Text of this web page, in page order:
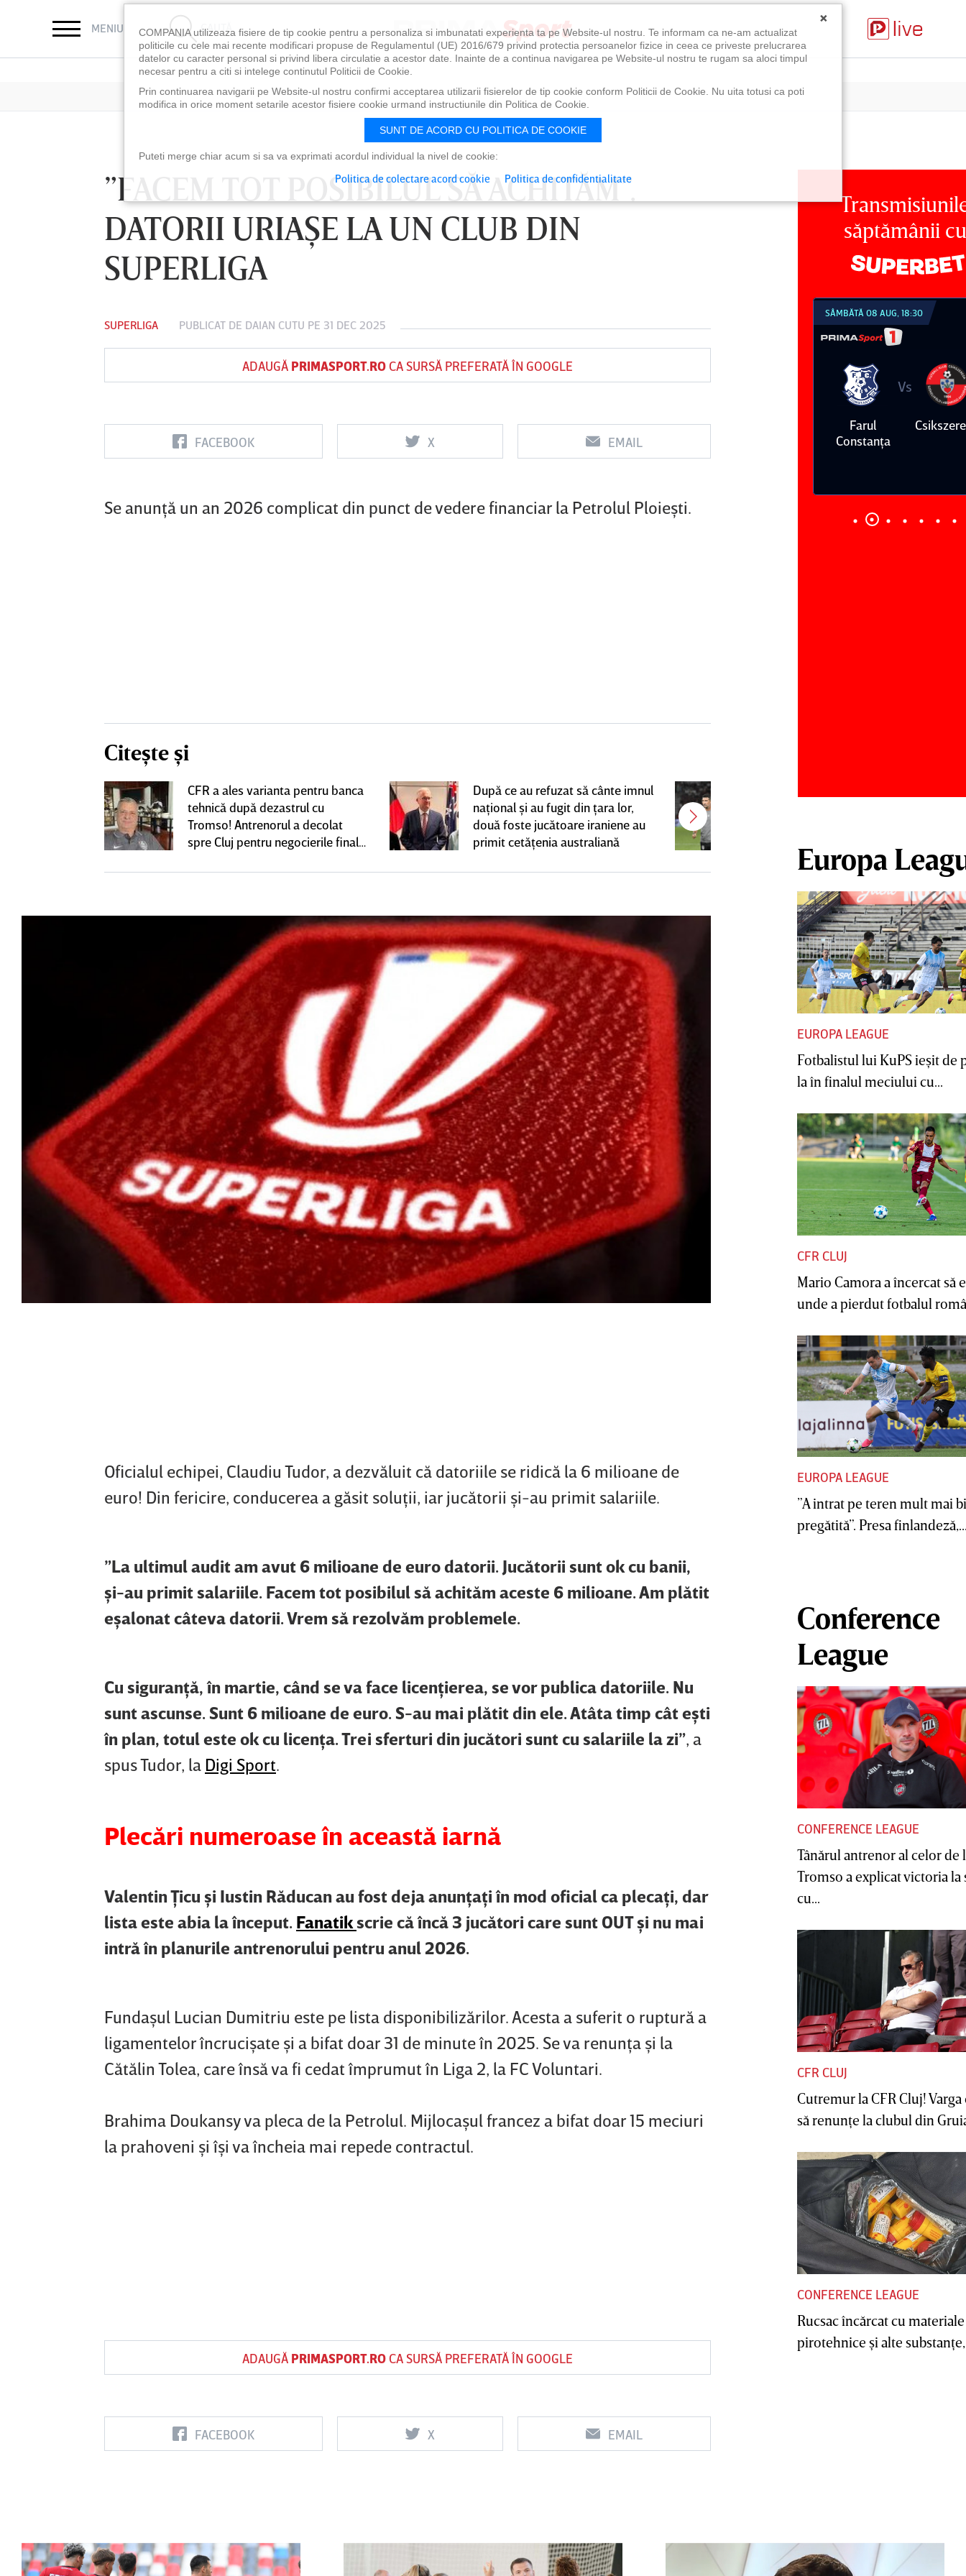
MENIU CAUTĂ
”FACEM TOT POSIBILUL SĂ ACHITĂM”.
DATORII URIAŞE LA UN CLUB DIN
SUPERLIGA
SUPERLIGA PUBLICAT DE DAIAN CUTU PE 31 DEC 2025
ADAUGĂ PRIMASPORT.ROCA SURSĂ PREFERATĂ ÎN GOOGLE
FACEBOOK X EMAIL
Se anunţă un an 2026 complicat din punct de vedere financiar la Petrolul Ploieşti.
Citește și
CFR a ales varianta pentru banca
tehnică după dezastrul cu
Tromso! Antrenorul a decolat
spre Cluj pentru negocierile finale
După ce au refuzat să cânte imnul
naţional şi au fugit din ţara lor,
două foste jucătoare iraniene au
primit cetăţenia australiană
Oficialul echipei, Claudiu Tudor, a dezvăluit că datoriile se ridică la 6 milioane de
euro! Din fericire, conducerea a găsit soluţii, iar jucătorii şi-au primit salariile.
”La ultimul audit am avut 6 milioane de euro datorii. Jucătorii sunt ok cu banii,
şi-au primit salariile. Facem tot posibilul să achităm aceste 6 milioane. Am plătit
eşalonat câteva datorii. Vrem să rezolvăm problemele.
Cu siguranţă, în martie, când se va face licenţierea, se vor publica datoriile. Nu
sunt ascunse. Sunt 6 milioane de euro. S-au mai plătit din ele. Atâta timp cât eşti
în plan, totul este ok cu licenţa. Trei sferturi din jucători sunt cu salariile la zi”, a
spus Tudor, la Digi Sport.
Plecări numeroase în această iarnă
Valentin Ţicu şi Iustin Răducan au fost deja anunţaţi în mod oficial ca plecaţi, dar
lista este abia la început. Fanatik scrie că încă 3 jucători care sunt OUT şi nu mai
intră în planurile antrenorului pentru anul 2026.
Fundaşul Lucian Dumitriu este pe lista disponibilizărilor. Acesta a suferit o ruptură a
ligamentelor încrucişate şi a bifat doar 31 de minute în 2025. Se va renunţa şi la
Cătălin Tolea, care însă va fi cedat împrumut în Liga 2, la FC Voluntari.
Brahima Doukansy va pleca de la Petrolul. Mijlocaşul francez a bifat doar 15 meciuri
la prahoveni şi îşi va încheia mai repede contractul.
ADAUGĂ PRIMASPORT.ROCA SURSĂ PREFERATĂ ÎN GOOGLE
FACEBOOK X EMAIL
săptămânii cu
FC Botoşani
Vs
Corvinul
Hunedoara
Sepsi OSK Sf
Vs
FCSB UTA Arad
0
Vs
Rapid
0
Farul
Vs
SÂMBĂTĂ 08 AUG, 21:30
Dinamo
Vs
FC
Europa
EUROPA LEAGUE
Fotbalistul lui KuPS ieşit de
la în finalul meciului cu...
CFR CLUJ
Mario Camora a încercat să
unde a pierdut fotbalul
EUROPA LEAGUE
”A intrat pe teren mult mai
pregătită”. Presa
Conference
League
CONFERENCE LEAGUE
Tânărul antrenor al celor de
Tromso a explicat victoria la
cu...
CFR CLUJ
Cutremur la CFR Cluj! Varga
să renunţe la clubul din
CONFERENCE LEAGUE
Rucsac încărcat cu materiale
pirotehnice şi alte substanţe,
×
COMPANIA utilizeaza fisiere de tip cookie pentru a personaliza si imbunatati experienta ta pe Website-ul nostru. Te informam ca ne-am actualizat
politicile cu cele mai recente modificari propuse de Regulamentul (UE) 2016/679 privind protectia persoanelor fizice in ceea ce priveste prelucrarea
datelor cu caracter personal si privind libera circulatie a acestor date. Inainte de a continua navigarea pe Website-ul nostru te rugam sa aloci timpul
necesar pentru a citi si intelege continutul Politicii de Cookie.
Prin continuarea navigarii pe Website-ul nostru confirmi acceptarea utilizarii fisierelor de tip cookie conform Politicii de Cookie. Nu uita totusi ca poti
modifica in orice moment setarile acestor fisiere cookie urmand instructiunile din Politica de Cookie.
SUNT DE ACORD CU POLITICA DE COOKIE
Puteti merge chiar acum si sa va exprimati acordul individual la nivel de cookie:
Politica de colectare acord cookie Politica de confidentialitate